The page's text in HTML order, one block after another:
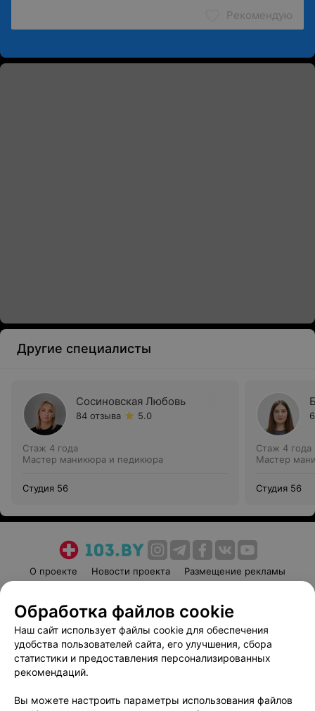
Рекомендую
Другие специалисты
Сосиновская Любовь
84 отзыва 5.0
Стаж 4 года
Мастер маникюра и педикюра
Студия 56
Стаж 4 года
Мастер
Студия 56
О проекте Новости проекта
Размещение рекламы
Пользовательское соглашение
Способы оплаты
Вакансии
Партнеры
Написать руководителю 103.by
Обработка файлов cookie
Наш сайт использует файлы cookie для обеспечения
удобства пользователей сайта, его улучшения, сбора
статистики и предоставления персонализированных
рекомендаций.
Вы можете настроить параметры использования файлов